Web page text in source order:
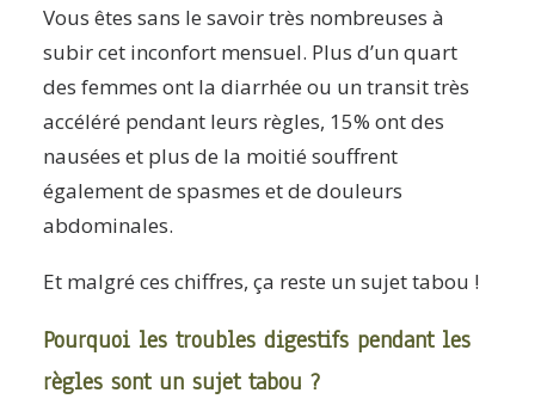
Vous êtes sans le savoir très nombreuses à
subir cet inconfort mensuel. Plus d’un quart
des femmes ont la diarrhée ou un transit très
accéléré pendant leurs règles, 15% ont des
nausées et plus de la moitié souffrent
également de spasmes et de douleurs
abdominales.
Et malgré ces chiffres, ça reste un sujet tabou !
Pourquoi les troubles digestifs pendant les
règles sont un sujet tabou ?